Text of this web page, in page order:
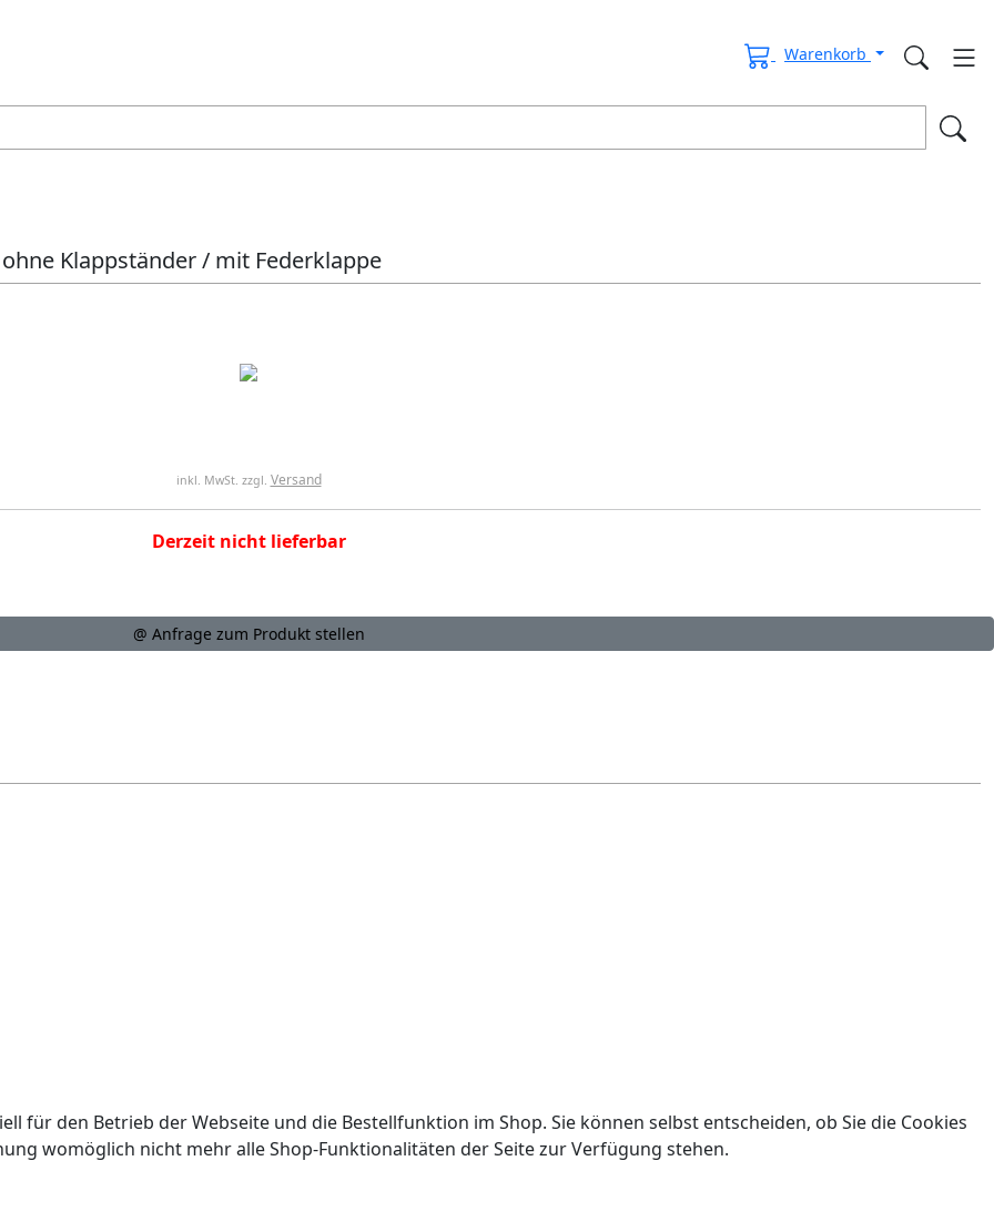
Warenkorb
Klappständer / mit Federklappe
inkl. MwSt. zzgl. Versand
Derzeit nicht lieferbar
@ Anfrage zum Produkt stellen
für den Betrieb der Webseite und die Bestellfunktion im Shop. Sie können selbst entscheiden, ob Sie die Cookies
womöglich nicht mehr alle Shop-Funktionalitäten der Seite zur Verfügung stehen.